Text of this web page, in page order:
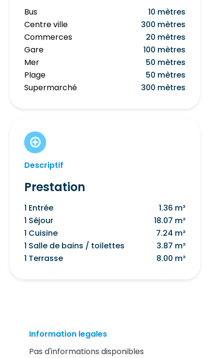
Bus
10 mètres
Centre ville
300 mètres
Commerces
20 mètres
Gare
100 mètres
Mer
50 mètres
Plage
50 mètres
Supermarché
300 mètres
Descriptif
Prestation
1 Entrée
1.36 m²
1 Séjour
18.07 m²
1 Cuisine
7.24 m²
1 Salle de bains / toilettes
3.87 m²
1 Terrasse
8.00 m²
Information legales
Pas d'informations disponibles